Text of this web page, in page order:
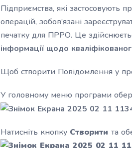
Підприємства, які застосовують
операцій, зобов’язані
печатку для ПРРО. Це
інформації щодо
Щоб створити Повідомлення у
У головному меню програми
Натисніть кнопку Створити та